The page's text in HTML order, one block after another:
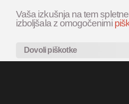
Vaša izkušnja na tem
izboljšala z omogočenimi
Dovoli piškotke